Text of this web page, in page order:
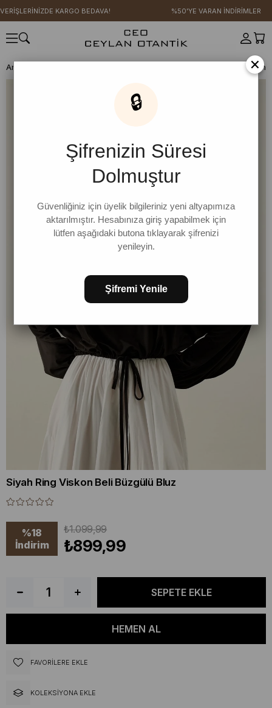
KARGO BEDAVA! %50'YE VARAN İNDİRİMLER
Anasayfa Siyah Ring Viskon
Siyah Ring Viskon Beli Büzgülü Bluz
%18
İndirim
₺1.099,99
₺899,99
FAVORILERE EKLE
KOLEKSIYONA EKLE
×
🔒
Şifrenizin Süresi
Dolmuştur
Güvenliğiniz için üyelik bilgileriniz yeni altyapımıza
aktarılmıştır. Hesabınıza giriş yapabilmek için
lütfen aşağıdaki butona tıklayarak şifrenizi
yenileyin.
Şifremi Yenile